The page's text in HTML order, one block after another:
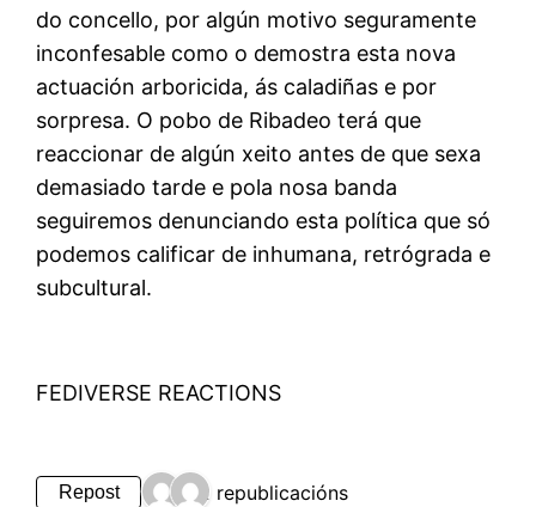
do concello, por algún motivo seguramente
inconfesable como o demostra esta nova
actuación arboricida, ás caladiñas e por
sorpresa. O pobo de Ribadeo terá que
reaccionar de algún xeito antes de que sexa
demasiado tarde e pola nosa banda
seguiremos denunciando esta política que só
podemos calificar de inhumana, retrógrada e
subcultural.
FEDIVERSE REACTIONS
Repost 2 republicacións